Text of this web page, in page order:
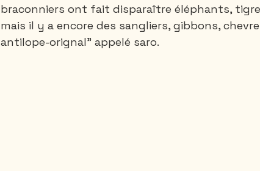
braconniers ont fait disparaître éléphants,
mais il y a encore des sangliers, gibbons,
antilope-orignal" appelé saro.